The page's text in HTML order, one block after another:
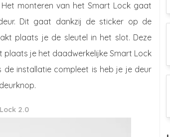
monteren van het Smart Lock gaat
Dit gaat dankzij de sticker op de
plaats je de sleutel in het slot. Deze
je het daadwerkelijke Smart Lock
de installatie compleet is heb je je deur
2.0